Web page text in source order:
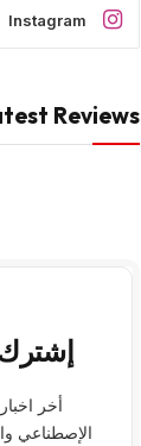
Instagram
Reviews
أخر اخبار
الإصطناعي